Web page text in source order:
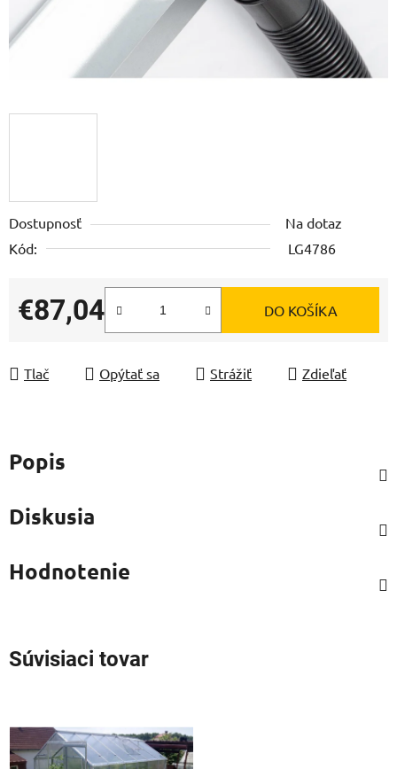
Dostupnosť
Na dotaz
Kód:
LG4786
€87,04
Jednotková cena:
DO KOŠÍKA
Tlač Opýtať sa Strážiť Zdieľať
Popis
Diskusia
Hodnotenie
Súvisiaci tovar